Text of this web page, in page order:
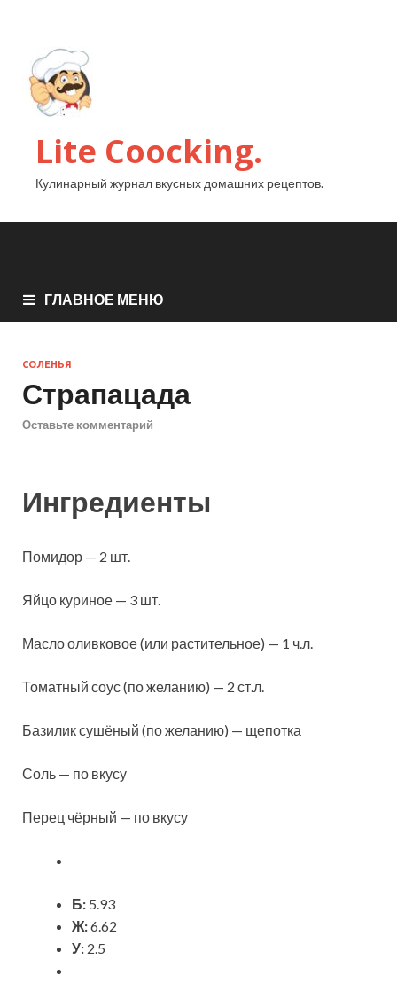
Lite Coocking.
Кулинарный журнал вкусных домашних рецептов.
ГЛАВНОЕ МЕНЮ
СОЛЕНЬЯ
Страпацада
Оставьте комментарий
Ингредиенты
Помидор — 2 шт.
Яйцо куриное — 3 шт.
Масло оливковое (или растительное) — 1 ч.л.
Томатный соус (по желанию) — 2 ст.л.
Базилик сушёный (по желанию) — щепотка
Соль — по вкусу
Перец чёрный — по вкусу
Б: 5.93
Ж:6.62
У: 2.5